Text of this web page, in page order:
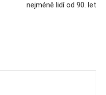
nejméně lidí od 90. let